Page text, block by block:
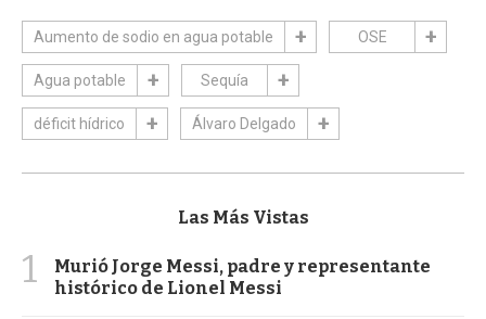
Aumento de sodio en agua potable OSE
Agua potable Sequía
déficit hídrico Álvaro Delgado
Las Más Vistas
1
Murió Jorge Messi, padre y representante
histórico de Lionel Messi